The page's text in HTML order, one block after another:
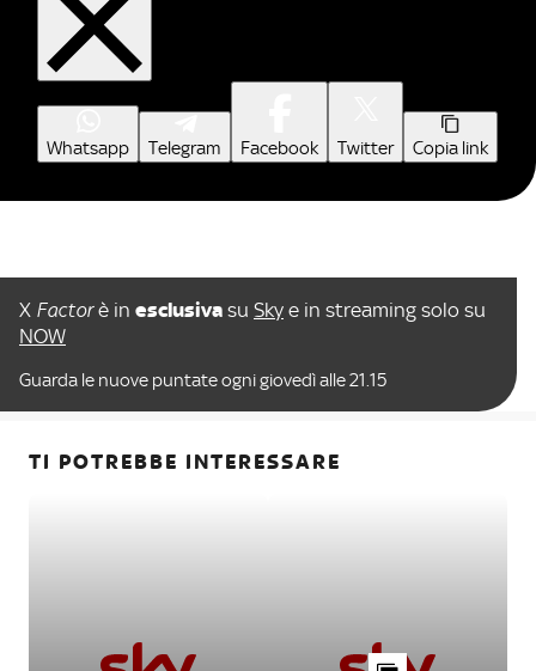
Whatsapp Telegram Facebook Twitter Copia link
X Factorè in esclusiva su Sky e in streaming solo su
NOW
Guarda le nuove puntate ogni giovedì alle 21.15
TI POTREBBE INTERESSARE